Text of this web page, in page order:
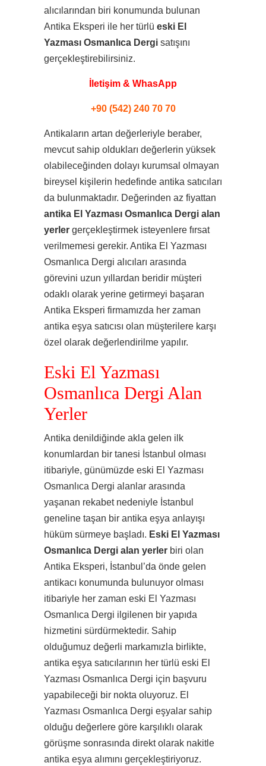
alıcılarından biri konumunda bulunan
Antika Eksperi ile her türlü eski El
Yazması Osmanlıca Dergi satışını
gerçekleştirebilirsiniz.
İletişim & WhasApp
+90 (542) 240 70 70
Antikaların artan değerleriyle beraber,
mevcut sahip oldukları değerlerin yüksek
olabileceğinden dolayı kurumsal olmayan
bireysel kişilerin hedefinde antika satıcıları
da bulunmaktadır. Değerinden az fiyattan
antika El Yazması Osmanlıca Dergi alan
yerler gerçekleştirmek isteyenlere fırsat
verilmemesi gerekir. Antika El Yazması
Osmanlıca Dergi alıcıları arasında
görevini uzun yıllardan beridir müşteri
odaklı olarak yerine getirmeyi başaran
Antika Eksperi firmamızda her zaman
antika eşya satıcısı olan müşterilere karşı
özel olarak değerlendirilme yapılır.
Eski El Yazması
Osmanlıca Dergi Alan
Yerler
Antika denildiğinde akla gelen ilk
konumlardan bir tanesi İstanbul olması
itibariyle, günümüzde eski El Yazması
Osmanlıca Dergi alanlar arasında
yaşanan rekabet nedeniyle İstanbul
geneline taşan bir antika eşya anlayışı
hüküm sürmeye başladı. Eski El Yazması
Osmanlıca Dergi alan yerler biri olan
Antika Eksperi, İstanbul’da önde gelen
antikacı konumunda bulunuyor olması
itibariyle her zaman eski El Yazması
Osmanlıca Dergi ilgilenen bir yapıda
hizmetini sürdürmektedir. Sahip
olduğumuz değerli markamızla birlikte,
antika eşya satıcılarının her türlü eski El
Yazması Osmanlıca Dergi için başvuru
yapabileceği bir nokta oluyoruz. El
Yazması Osmanlıca Dergi eşyalar sahip
olduğu değerlere göre karşılıklı olarak
görüşme sonrasında direkt olarak nakitle
antika eşya alımını gerçekleştiriyoruz.